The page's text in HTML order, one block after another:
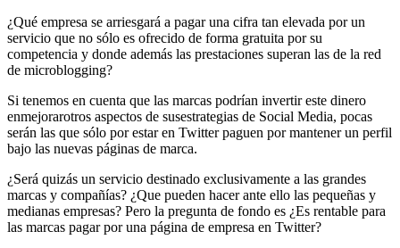
¿Qué empresa se arriesgará a pagar una cifra tan elevada por un
servicio que no sólo es ofrecido de forma gratuita por su
competencia y donde además las prestaciones superan las de la red
de microblogging?
Si tenemos en cuenta que las marcas podrían invertir este dinero
enmejorarotros aspectos de susestrategias de Social Media, pocas
serán las que sólo por estar en Twitter paguen por mantener un perfil
bajo las nuevas páginas de marca.
¿Será quizás un servicio destinado exclusivamente a las grandes
marcas y compañías? ¿Que pueden hacer ante ello las pequeñas y
medianas empresas? Pero la pregunta de fondo es ¿Es rentable para
las marcas pagar por una página de empresa en Twitter?